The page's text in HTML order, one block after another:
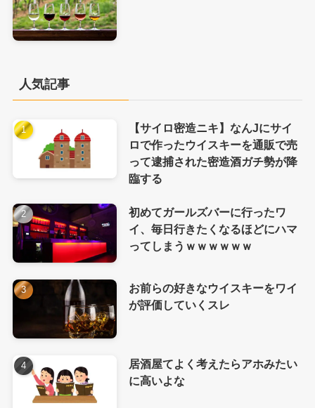
人気記事
【サイロ密造ニキ】なんJにサイ
ロで作ったウイスキーを通販で売
って逮捕された密造酒ガチ勢が降
臨する
初めてガールズバーに行ったワ
イ、毎日行きたくなるほどにハマ
ってしまうｗｗｗｗｗｗ
お前らの好きなウイスキーをワイ
が評価していくスレ
居酒屋てよく考えたらアホみたい
に高いよな